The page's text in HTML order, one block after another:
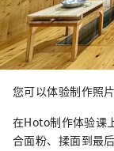
您可以体验制作照
在Hoto制作体验课
合面粉、揉面到最